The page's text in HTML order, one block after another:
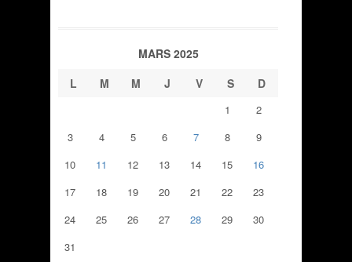
MARS 2025
L
M M J V S D
1
2
3
4 5 6 7 8
9
10
11 12 13 14 15
16
17
18 19 20 21 22
23
24
25 26 27 28 29
30
31